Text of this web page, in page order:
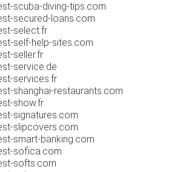
scuba-diving-tips.com
secured-loans.com
select.fr
self-help-sites.com
seller.fr
service.de
services.fr
shanghai-restaurants.com
show.fr
signatures.com
slipcovers.com
smart-banking.com
sofica.com
softs.com